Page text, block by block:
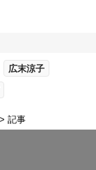
広末涼子
記事